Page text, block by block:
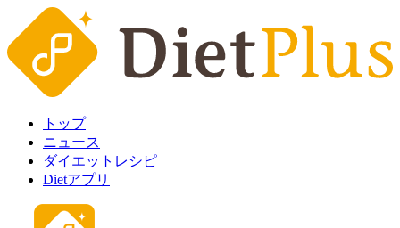
トップ
ニュース
ダイエットレシピ
Dietアプリ